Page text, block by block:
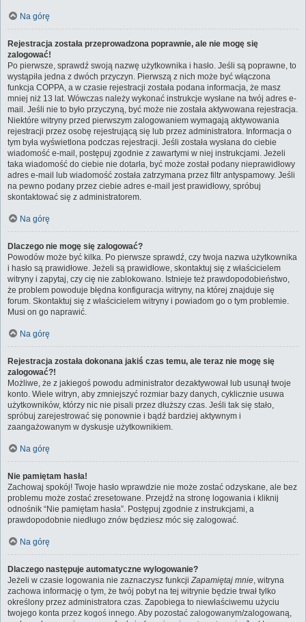
Na górę
Rejestracja została przeprowadzona poprawnie, ale nie mogę się
zalogować!
Po pierwsze, sprawdź swoją nazwę użytkownika i hasło. Jeśli są poprawne, to
wystąpiła jedna z dwóch przyczyn. Pierwszą z nich może być włączona
funkcja COPPA, a w czasie rejestracji została podana informacja, że masz
mniej niż 13 lat. Wówczas należy wykonać instrukcje wysłane na twój adres e-
mail. Jeśli nie to było przyczyną, być może nie została aktywowana rejestracja.
Niektóre witryny przed pierwszym zalogowaniem wymagają aktywowania
rejestracji przez osobę rejestrującą się lub przez administratora. Informacja o
tym była wyświetlona podczas rejestracji. Jeśli została wysłana do ciebie
wiadomość e-mail, postępuj zgodnie z zawartymi w niej instrukcjami. Jeżeli
taka wiadomość do ciebie nie dotarła, być może został podany nieprawidłowy
adres e-mail lub wiadomość została zatrzymana przez filtr antyspamowy. Jeśli
na pewno podany przez ciebie adres e-mail jest prawidłowy, spróbuj
skontaktować się z administratorem.
Na górę
Dlaczego nie mogę się zalogować?
Powodów może być kilka. Po pierwsze sprawdź, czy twoja nazwa użytkownika
i hasło są prawidłowe. Jeżeli są prawidłowe, skontaktuj się z właścicielem
witryny i zapytaj, czy cię nie zablokowano. Istnieje też prawdopodobieństwo,
że problem powoduje błędna konfiguracja witryny, na której znajduje się
forum. Skontaktuj się z właścicielem witryny i powiadom go o tym problemie.
Musi on go naprawić.
Na górę
Rejestracja została dokonana jakiś czas temu, ale teraz nie mogę się
zalogować?!
Możliwe, że z jakiegoś powodu administrator dezaktywował lub usunął twoje
konto. Wiele witryn, aby zmniejszyć rozmiar bazy danych, cyklicznie usuwa
użytkowników, którzy nic nie pisali przez dłuższy czas. Jeśli tak się stało,
spróbuj zarejestrować się ponownie i bądź bardziej aktywnym i
zaangażowanym w dyskusje użytkownikiem.
Na górę
Nie pamiętam hasła!
Zachowaj spokój! Twoje hasło wprawdzie nie może zostać odzyskane, ale bez
problemu może zostać zresetowane. Przejdź na stronę logowania i kliknij
odnośnik “Nie pamiętam hasła”. Postępuj zgodnie z instrukcjami, a
prawdopodobnie niedługo znów będziesz móc się zalogować.
Na górę
Dlaczego następuje automatyczne wylogowanie?
Jeżeli w czasie logowania nie zaznaczysz funkcjiZapamiętaj mnie, witryna
zachowa informację o tym, że twój pobyt na tej witrynie będzie trwał tylko
określony przez administratora czas. Zapobiega to niewłaściwemu użyciu
twojego konta przez kogoś innego. Aby pozostać zalogowanym/zalogowaną,